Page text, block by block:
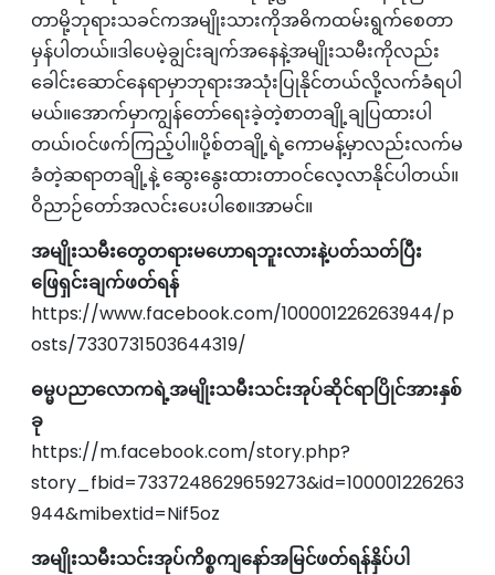
တာမို့ဘုရားသခင်ကအမျိုးသားကိုအဓိကထမ်းရွက်စေတာ
မှန်ပါတယ်။ဒါပေမဲ့ချွင်းချက်အနေနဲ့အမျိုးသမီးကိုလည်း
ခေါင်းဆောင်နေရာမှာဘုရားအသုံးပြုနိုင်တယ်လို့လက်ခံရပါ
မယ်။အောက်မှာကျွန်တော်ရေးခဲ့တဲ့စာတချို့ချပြထားပါ
တယ်၊ဝင်ဖက်ကြည့်ပါ။ပို့စ်တချို့ရဲ့ကောမန့်မှာလည်းလက်မ
ခံတဲ့ဆရာတချို့နဲ့‌ ဆွေးနွေးထားတာဝင်လေ့လာနိုင်ပါတယ်။
ဝိညာဉ်တော်အလင်းပေးပါစေ။အာမင်။
အမျိုးသမီးတွေတရားမဟောရဘူးလားနဲ့ပတ်သတ်ပြီး
ဖြေရှင်းချက်ဖတ်ရန်
https://www.facebook.com/100001226263944/p
osts/7330731503644319/
ဓမ္မပညာလောကရဲ့အမျိုးသမီးသင်းအုပ်ဆိုင်ရာပြိုင်အားနှစ်
ခု
https://m.facebook.com/story.php?
story_fbid=7337248629659273&id=100001226263
944&mibextid=Nif5oz
အမျိုးသမီးသင်းအုပ်ကိစ္စကျနော်အမြင်ဖတ်ရန်နှိပ်ပါ